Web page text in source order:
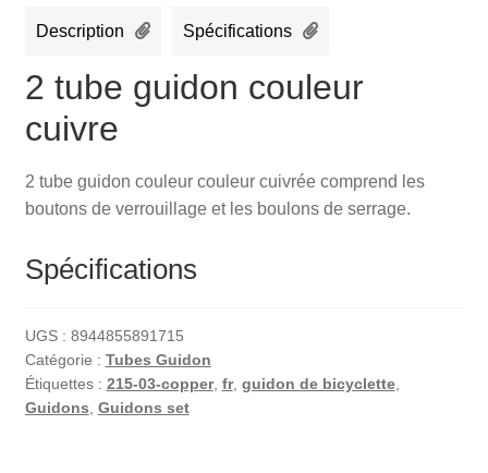
Description Spécifications
2 tube guidon couleur
cuivre
2 tube guidon couleur couleur cuivrée comprend les
boutons de verrouillage et les boulons de serrage.
Spécifications
UGS : 8944855891715
Catégorie : Tubes Guidon
Étiquettes : 215-03-copper, fr, guidon de bicyclette,
Guidons Guidons set